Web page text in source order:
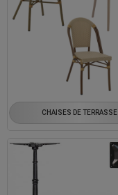
CHAISES DE TERRASSE